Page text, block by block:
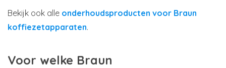
Bekijk ook alle onderhoudsproducten voor Braun
koffiezetapparaten.
Voor welke Braun